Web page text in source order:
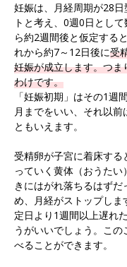
妊娠は、月経周期が28
トと考え、0週0日とし
ら約2週間後と仮定する
れから約7～12日後に受
妊娠が成立します。つ
わけです。
「妊娠初期」はその1週
月までをいい、それ以前
ともいえます。
受精卵が子宮に着床す
っていく黄体（おうた
きにはがれ落ちるはず
め、月経がストップし
定日より1週間以上遅れ
うがいいでしょう。こ
べることができます。